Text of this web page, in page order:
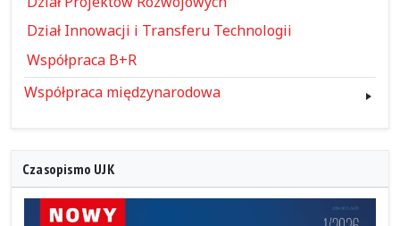
Dział Innowacji i Transferu Technologii
Współpraca B+R
Współpraca międzynarodowa
Czasopismo UJK